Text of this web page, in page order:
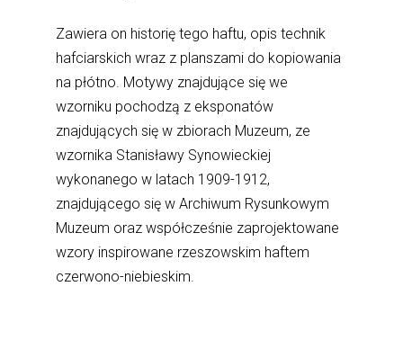
Zawiera on historię tego haftu, opis technik
hafciarskich wraz z planszami do kopiowania
na płótno. Motywy znajdujące się we
wzorniku pochodzą z eksponatów
znajdujących się w zbiorach Muzeum, ze
wzornika Stanisławy Synowieckiej
wykonanego w latach 1909-1912,
znajdującego się w Archiwum Rysunkowym
Muzeum oraz współcześnie zaprojektowane
wzory inspirowane rzeszowskim haftem
czerwono-niebieskim.